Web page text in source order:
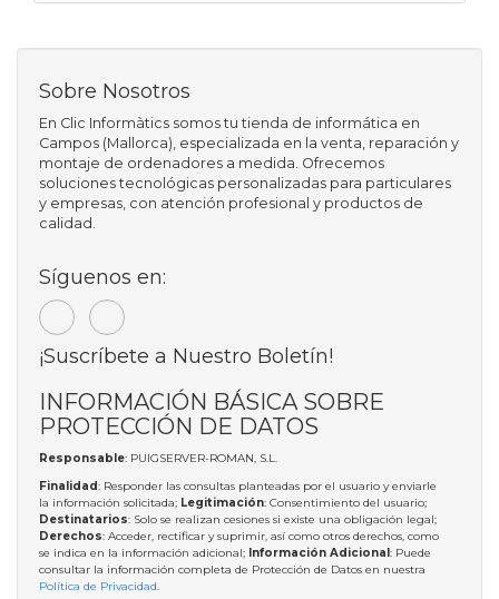
Sobre Nosotros
En Clic Informàtics somos tu tienda de informática en
Campos (Mallorca), especializada en la venta, reparación y
montaje de ordenadores a medida. Ofrecemos
soluciones tecnológicas personalizadas para particulares
y empresas, con atención profesional y productos de
calidad.
Síguenos en:
¡Suscríbete a Nuestro Boletín!
INFORMACIÓN BÁSICA SOBRE
PROTECCIÓN DE DATOS
Responsable: PUIGSERVER-ROMAN, S.L.
Finalidad: Responder las consultas planteadas por el usuario y enviarle
la información solicitada; Legitimación: Consentimiento del usuario;
Destinatarios: Solo se realizan cesiones si existe una obligación legal;
Derechos: Acceder, rectificar y suprimir, así como otros derechos, como
se indica en la información adicional; Información Adicional: Puede
consultar la información completa de Protección de Datos en nuestra
Política de Privacidad.